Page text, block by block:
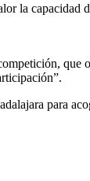
la
para